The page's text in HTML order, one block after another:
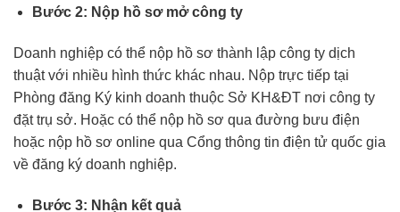
Bước 2: Nộp hồ sơ mở công ty
Doanh nghiệp có thể nộp hồ sơ thành lập công ty dịch
thuật với nhiều hình thức khác nhau. Nộp trực tiếp tại
Phòng đăng Ký kinh doanh thuộc Sở KH&ĐT nơi công ty
đặt trụ sở. Hoặc có thể nộp hồ sơ qua đường bưu điện
hoặc nộp hồ sơ online qua Cổng thông tin điện tử quốc gia
về đăng ký doanh nghiệp.
Bước 3: Nhận kết quả